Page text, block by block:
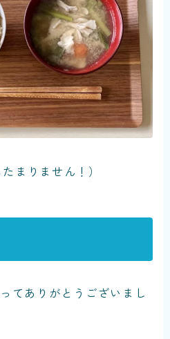
まりません！）
てありがとうございまし